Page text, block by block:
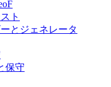
ト
とジェネレータ
保守